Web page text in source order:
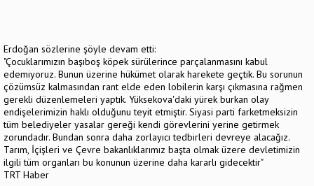
Erdoğan sözlerine şöyle devam etti:
"Çocuklarımızın başıboş köpek sürülerince parçalanmasını kabul
edemiyoruz. Bunun üzerine hükümet olarak harekete geçtik. Bu sorunun
çözümsüz kalmasından rant elde eden lobilerin karşı çıkmasına rağmen
gerekli düzenlemeleri yaptık. Yüksekova'daki yürek burkan olay
endişelerimizin haklı olduğunu teyit etmiştir. Siyasi parti farketmeksizin
tüm belediyeler yasalar gereği kendi görevlerini yerine getirmek
zorundadır. Bundan sonra daha zorlayıcı tedbirleri devreye alacağız.
Tarım, İçişleri ve Çevre bakanlıklarımız başta olmak üzere devletimizin
ilgili tüm organları bu konunun üzerine daha kararlı gidecektir"
TRT Haber